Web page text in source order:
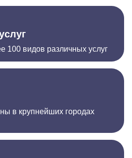
100 видов различных услуг
в крупнейших городах